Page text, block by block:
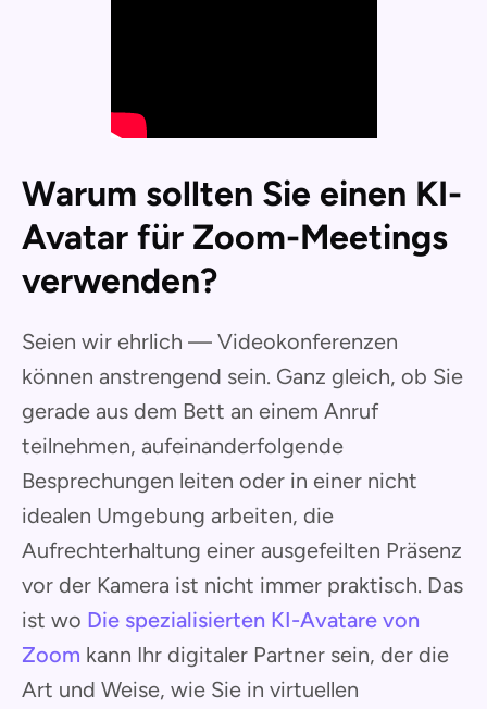
Warum sollten Sie einen KI-
Avatar für Zoom-Meetings
verwenden?
Seien wir ehrlich — Videokonferenzen
können anstrengend sein. Ganz gleich, ob Sie
gerade aus dem Bett an einem Anruf
teilnehmen, aufeinanderfolgende
Besprechungen leiten oder in einer nicht
idealen Umgebung arbeiten, die
Aufrechterhaltung einer ausgefeilten Präsenz
vor der Kamera ist nicht immer praktisch. Das
ist wo Die spezialisierten KI-Avatare von
Zoom kann Ihr digitaler Partner sein, der die
Art und Weise, wie Sie in virtuellen